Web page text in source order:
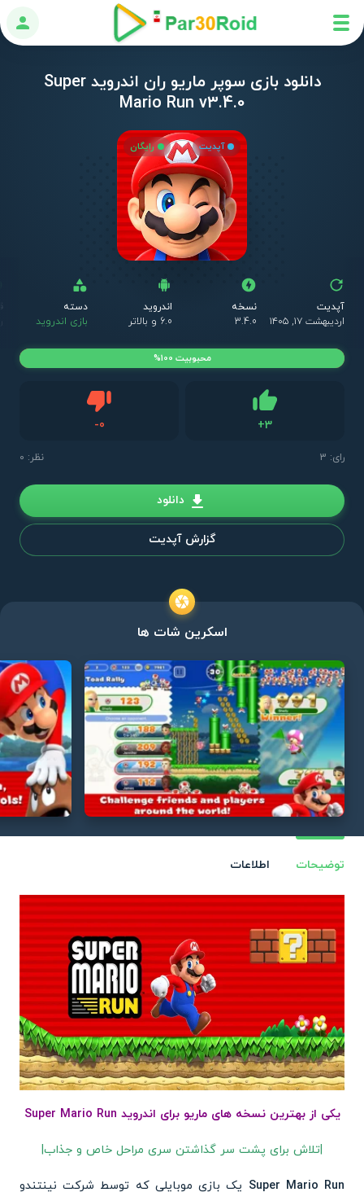
ورود
دانلود بازی سوپر ماریو ران اندروید Super
Mario Run v3.4.0
آپدیت رایگان
آپدیت
اردیبهشت ۱۷, ۱۴۰۵
نسخه
3.4.0
اندروید
6.0 و بالاتر
دسته
بازی اندروید
+3
-0دیس لایک
رای: 3 نظر: 0
محبوبیت 100%
دانلود
گزارش آپدیت
اسکرین شات ها
توضیحات اطلاعات
یکی از بهترین نسخه های ماریو برای اندروید Super Mario Run
|تلاش برای پشت سر گذاشتن سری مراحل خاص و جذاب|
Super Mario Run یک بازی موبایلی که توسط شرکت نینتندو